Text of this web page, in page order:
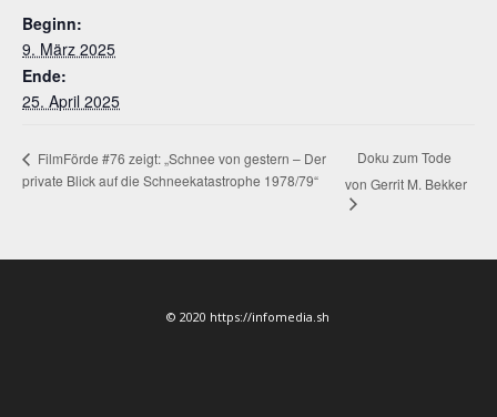
Beginn:
9. März 2025
Ende:
25. April 2025
FilmFörde #76 zeigt: „Schnee von gestern – Der
private Blick auf die Schneekatastrophe 1978/79“
Doku zum Tode
von Gerrit M. Bekker
© 2020 https://infomedia.sh